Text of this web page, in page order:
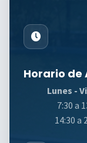
Horario de
Lunes -
7:30 a
14:30 a